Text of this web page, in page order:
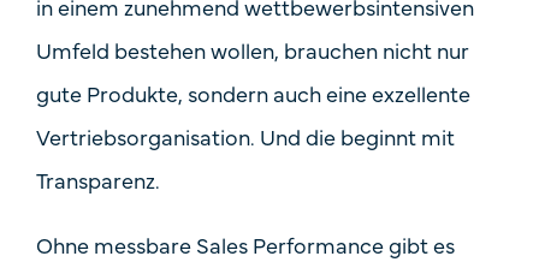
in einem zunehmend wettbewerbsintensiven
Umfeld bestehen wollen, brauchen nicht nur
gute Produkte, sondern auch eine exzellente
Vertriebsorganisation. Und die beginnt mit
Transparenz.
Ohne messbare Sales Performance gibt es